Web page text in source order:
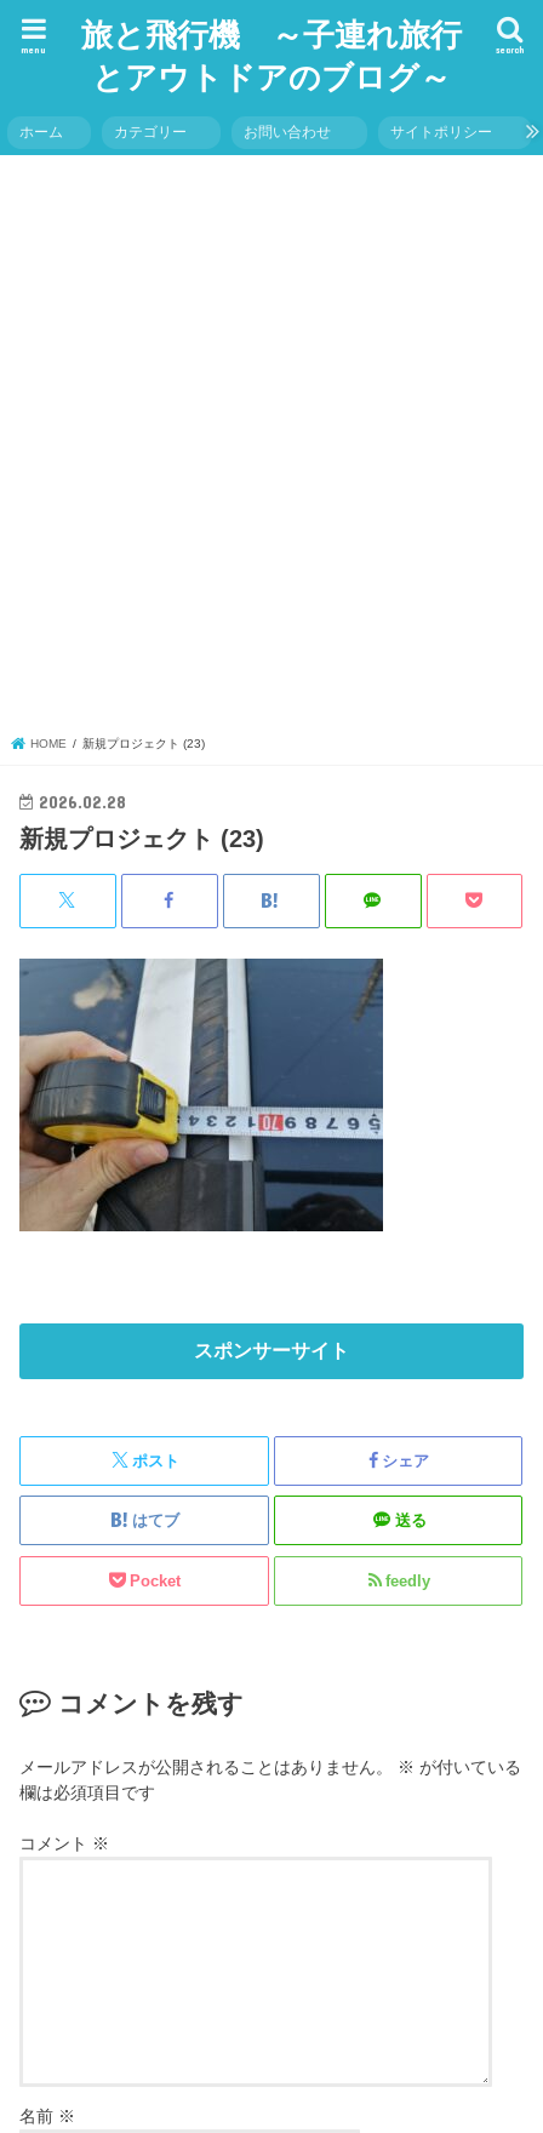
旅と飛行機 ～子連れ旅行
とアウトドアのブログ～
search
menu
ホーム カテゴリー お問い合わせ サイトポリシー
HOME 新規プロジェクト (23)
2026.02.28
新規プロジェクト (23)
スポンサーサイト
ポスト シェア
はてブ 送る
Pocket feedly
コメントを残す
メールアドレスが公開されることはありません。 ※ が付いている
欄は必須項目です
コメント ※
名前 ※